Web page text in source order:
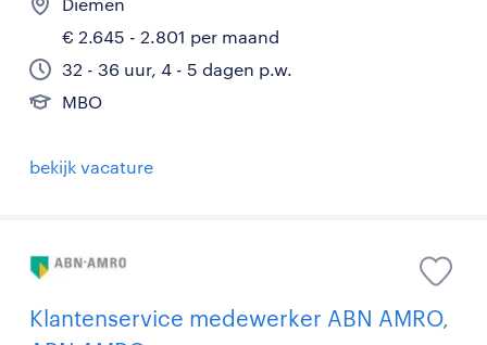
€ 2.645 - 2.801 per maand
32 - 36 uur, 4 - 5 dagen p.w.
MBO
bekijk vacature
Klantenservice medewerker ABN AMRO,